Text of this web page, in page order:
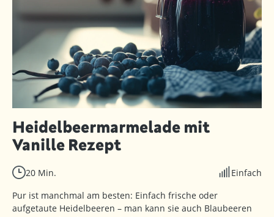
Heidelbeermarmelade mit
Vanille Rezept
20 Min.
Einfach
Pur ist manchmal am besten: Einfach frische oder
aufgetaute Heidelbeeren – man kann sie auch Blaubeeren